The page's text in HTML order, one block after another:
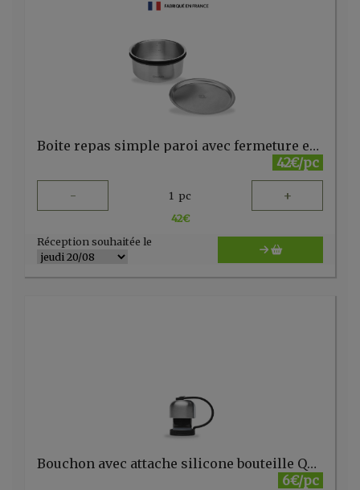
Boite repas simple paroi avec fermeture en silicone 900ml Qwetch
42€/pc
- 1 pc +
42€
Réception souhaitée le
Bouchon avec attache silicone bouteille Qwetch 260-500ml noir
6€/pc